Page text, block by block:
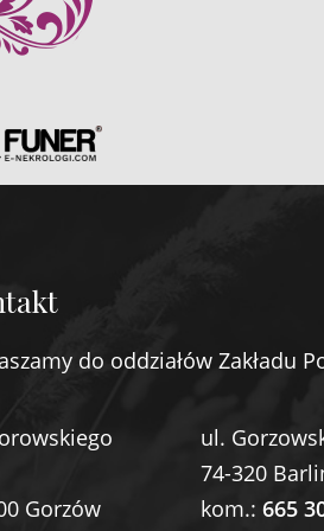
do oddziałów Zakładu
Gorzów
ul.
74-320
kom.:665